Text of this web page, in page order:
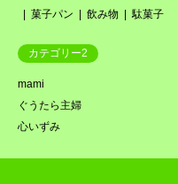
菓子パン
飲み物 駄菓子
カテゴリー2
mami
ぐうたら主婦
心いずみ